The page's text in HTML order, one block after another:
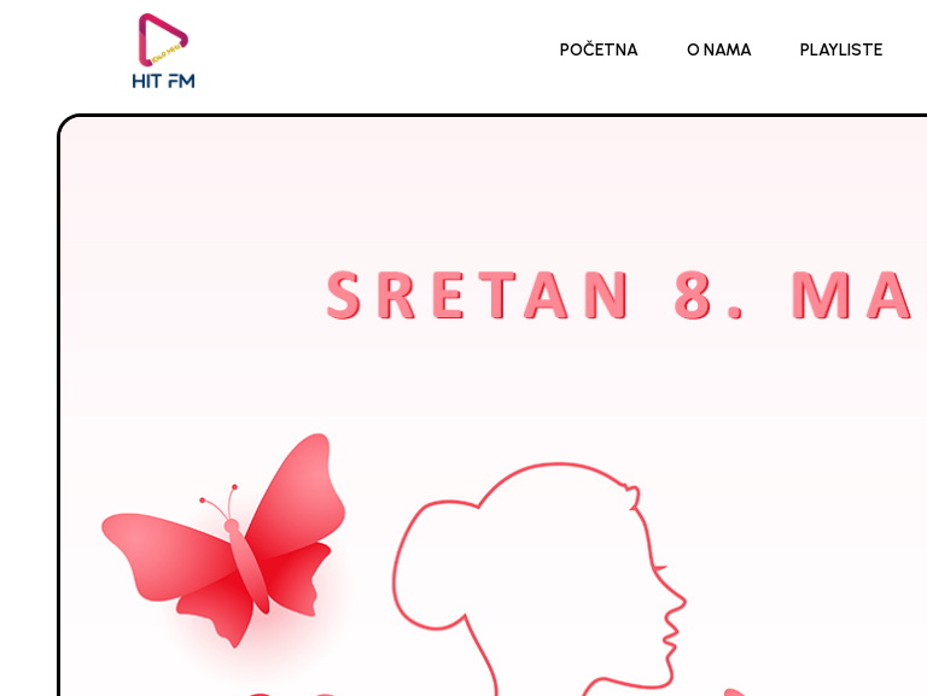
POČETNA O NAMA PLAYLISTE